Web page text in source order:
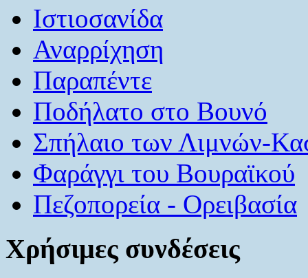
Ιστιοσανίδα
Αναρρίχηση
Παραπέντε
Ποδήλατο στο Βουνό
Σπήλαιο των Λιμνών-
Φαράγγι του Βουραϊκού
Πεζοπορεία - Ορειβασία
Χρήσιμες συνδέσεις